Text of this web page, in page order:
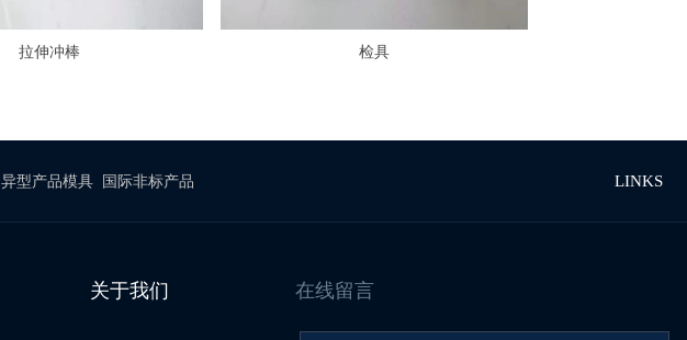
拉伸冲棒 检具
异型产品模具 国际非标产品 LINKS
关于我们 在线留言